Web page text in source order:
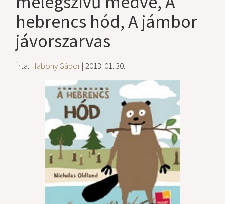
hebrencs hód, A jámbor
jávorszarvas
Írta: Habony Gábor| 2013. 01. 30.